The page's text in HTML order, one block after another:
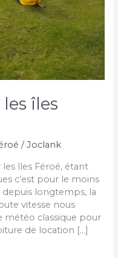
îles
/Joclank
les îles Féroé, étant
c’est pour le moins
longtemps, la
vitesse nous
météo classique pour
de location […]